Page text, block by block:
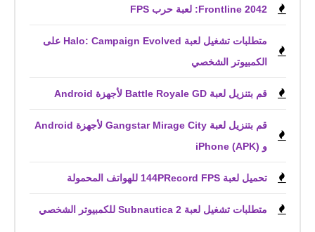
Frontline 2042: لعبة حرب FPS
متطلبات تشغيل لعبة Halo: Campaign Evolved على
الكمبيوتر الشخصي
قم بتنزيل لعبة Battle Royale GD لأجهزة Android
قم بتنزيل لعبة Gangstar Mirage City لأجهزة Android
و iPhone (APK)
تحميل لعبة 144PRecord FPS للهواتف المحمولة
متطلبات تشغيل لعبة Subnautica 2 للكمبيوتر الشخصي